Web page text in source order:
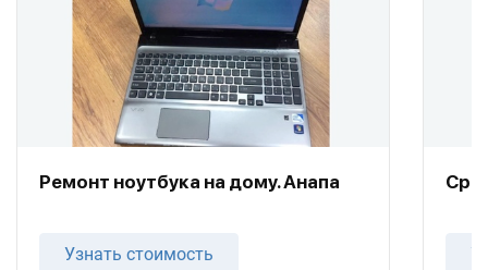
Ремонт ноутбука на дому. Анапа
Узнать стоимость